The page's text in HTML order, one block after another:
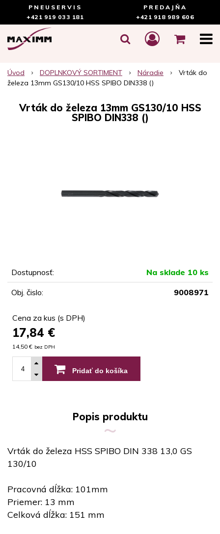
PNEUSERVIS
+421 919 033 181
PREDAJŇA
+421 918 989 606
Úvod DOPLNKOVÝ SORTIMENT Náradie
Vrták do
železa 13mm GS130/10 HSS SPIBO DIN338 ()
Vrták do železa 13mm GS130/10 HSS
SPIBO DIN338 ()
Dostupnosť: Na sklade 10 ks
Obj. čislo: 9008971
Cena za kus (s DPH)
17,84 €
14,50 € bez DPH
Pridať do košíka
Popis produktu
Vrták do železa HSS SPIBO DIN 338 13,0 GS
130/10
Pracovná dĺžka: 101mm
Priemer: 13 mm
Celková dĺžka: 151 mm